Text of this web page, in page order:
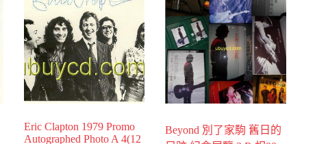
Eric Clapton 1979 Promo
Autographed Photo A 4(12
Beyond 別了家駒 舊日的